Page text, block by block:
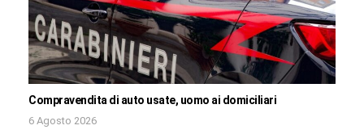
Compravendita di auto usate, uomo ai domiciliari
6 Agosto 2026